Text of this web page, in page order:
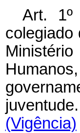
Art.
colegiado
(Vigência)